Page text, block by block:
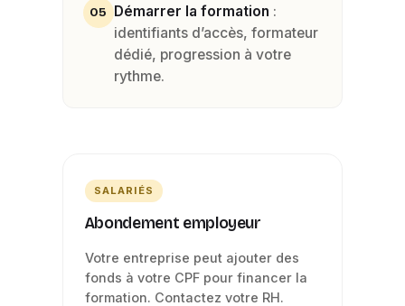
05 Démarrer la formation :
identifiants d’accès, formateur
dédié, progression à votre
rythme.
SALARIÉS
Abondement employeur
Votre entreprise peut ajouter des
fonds à votre CPF pour financer la
formation. Contactez votre RH.